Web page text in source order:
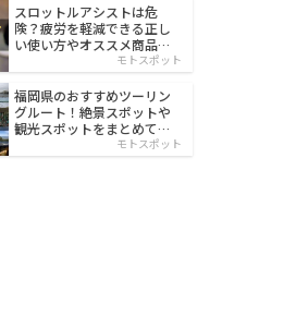
スロットルアシストは危
険？疲労を軽減できる正し
い使い方やオススメ商品を
モトスポット
福岡県のおすすめツーリン
グルート！絶景スポットや
観光スポットをまとめて紹
モトスポット